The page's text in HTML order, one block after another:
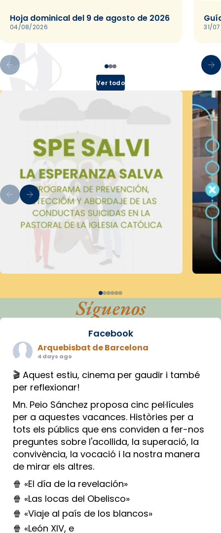
Hoja dominical del 9 de agosto de 2026
04/08/2026 31/
Ver todo
Síguenos
Facebook
Arquebisbat de Barcelona
4 days ago
🎬 Aquest estiu, cinema per gaudir i també
per reflexionar!
Mn. Peio Sánchez proposa cinc pel·lícules
per a aquestes vacances. Històries per a
tots els públics que ens conviden a fer-nos
preguntes sobre l'acollida, la superació, la
convivència, la vocació i la nostra manera
de mirar els altres.
🍿 «El día de la revelación»
🍿 «Las locas del Obelisco»
🍿 «Viaje al país de los blancos»
🍿 «León XIV, e